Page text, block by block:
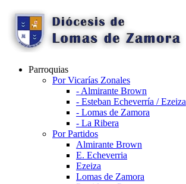
Parroquias
Por Vicarías Zonales
- Almirante Brown
- Esteban Echeverría / Ezeiza
- Lomas de Zamora
- La Ribera
Por Partidos
Almirante Brown
E. Echeverria
Ezeiza
Lomas de Zamora